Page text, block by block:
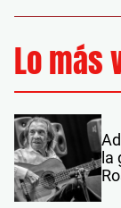
Lo más